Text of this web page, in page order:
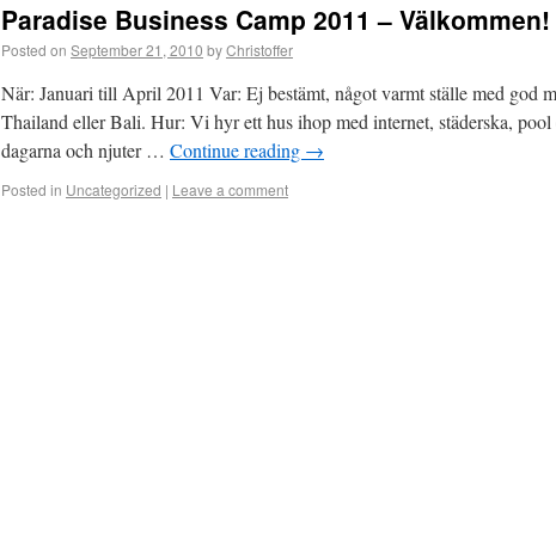
Paradise Business Camp 2011 – Välkommen!
Posted on September 21, 2010 byChristoffer
När: Januari till April 2011 Var: Ej bestämt, något varmt ställe med god
Thailand eller Bali. Hur: Vi hyr ett hus ihop med internet, städerska,
dagarna och njuter … Continue reading →
Posted in Uncategorized | Leave a comment